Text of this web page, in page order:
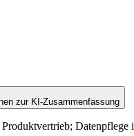
zur KI-Zusammenfassung